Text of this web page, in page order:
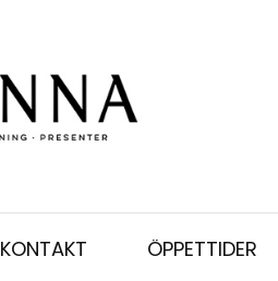
KONTAKT ÖPPETTIDER